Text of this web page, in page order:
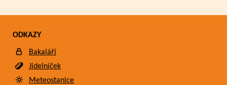
ODKAZY
Bakaláři
Jídelníček
Meteostanice